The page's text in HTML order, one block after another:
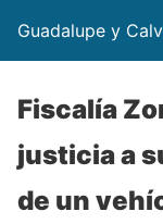
Guadalupe y
Fiscalía
justicia a
de un